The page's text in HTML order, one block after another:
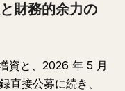
財務的余力の
資と、2026 年 5 月
直接公募に続き、